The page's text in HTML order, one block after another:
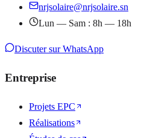
nrjsolaire@nrjsolaire.sn
Lun — Sam : 8h — 18h
Discuter sur WhatsApp
Entreprise
Projets EPC
Réalisations